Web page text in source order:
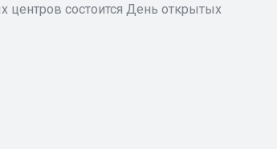
центров состоится День открытых